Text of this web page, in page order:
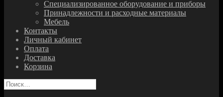
Специализированное оборудование и приборы
Принадлежности и расходные материалы
Мебель
Контакты
Личный кабинет
Оплата
Доставка
Корзина
Найти: